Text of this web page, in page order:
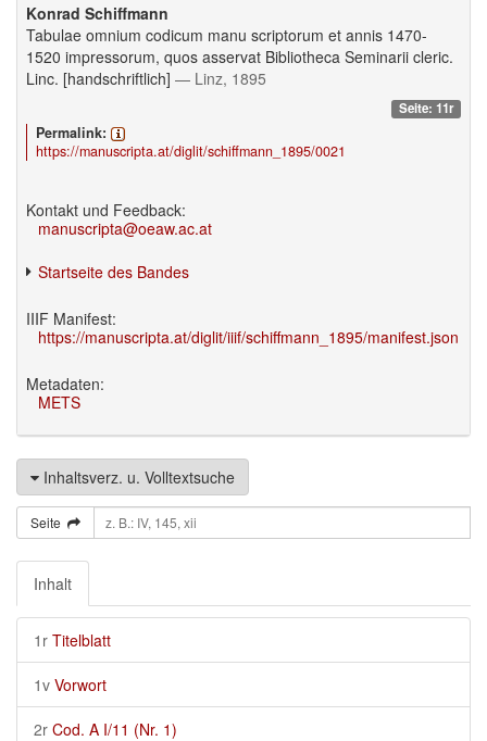
Konrad Schiffmann
Tabulae omnium codicum manu scriptorum et annis 1470-
1520 impressorum, quos asservat Bibliotheca Seminarii cleric.
Linc. [handschriftlich] — Linz, 1895
Seite: 11r
Permalink:
https://manuscripta.at/diglit/schiffmann_1895/0021
Kontakt und Feedback:
manuscripta@oeaw.ac.at
Startseite des Bandes
IIIF Manifest:
https://manuscripta.at/diglit/iiif/schiffmann_1895/manifest.json
Metadaten:
METS
Inhaltsverz. u. Volltextsuche
Seite
Inhalt
1r Titelblatt
1v Vorwort
2r Cod. A I/11 (Nr. 1)